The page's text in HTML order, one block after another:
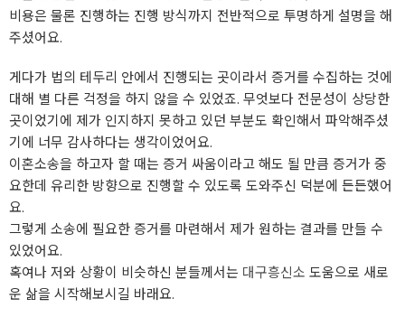
비용은 물론 진행하는 진행 방식까지 전반적으로 투명하게 설명을 해
주셨어요.
게다가 법의 테두리 안에서 진행되는 곳이라서 증거를 수집하는 것에
대해 별 다른 걱정을 하지 않을 수 있었죠. 무엇보다 전문성이 상당한
곳이었기에 제가 인지하지 못하고 있던 부분도 확인해서 파악해주셨
기에 너무 감사하다는 생각이었어요.
이혼소송을 하고자 할 때는 증거 싸움이라고 해도 될 만큼 증거가 중
요한데 유리한 방향으로 진행할 수 있도록 도와주신 덕분에 든든했어
요.
그렇게 소송에 필요한 증거를 마련해서 제가 원하는 결과를 만들 수
있었어요.
혹여나 저와 상황이 비슷하신 분들께서는 대구흥신소 도움으로 새로
운 삶을 시작해보시길 바래요.